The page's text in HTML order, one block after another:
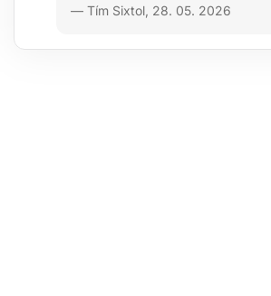
— Tím Sixtol, 28. 05. 2026